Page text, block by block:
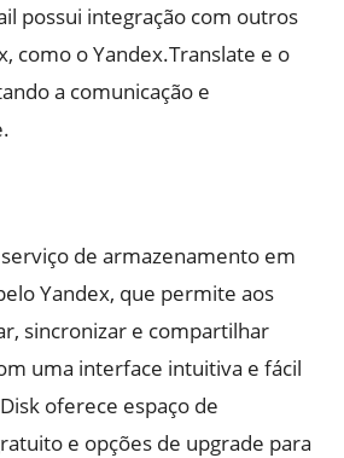
possui integração com outros
como o Yandex.Translate e o
a comunicação e
de armazenamento em
Yandex, que permite aos
sincronizar e compartilhar
uma interface intuitiva e fácil
oferece espaço de
e opções de upgrade para